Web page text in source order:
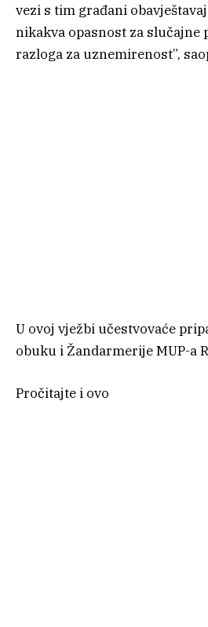
vezi s tim građani
nikakva opasnost za slučajne
razloga za uznemirenost”,
U ovoj vježbi učestvovaće
obuku i Žandarmerije MUP-a
Pročitajte i ovo